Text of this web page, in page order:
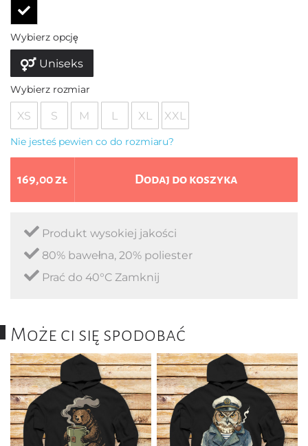
Wybierz opcję
Uniseks
Wybierz rozmiar
XS S M L XL XXL
Nie jesteś pewien co do rozmiaru?
169,00 zł Dodaj do koszyka
Produkt wysokiej jakości
80% bawełna, 20% poliester
Prać do 40°C Zamknij
Może ci się spodobać